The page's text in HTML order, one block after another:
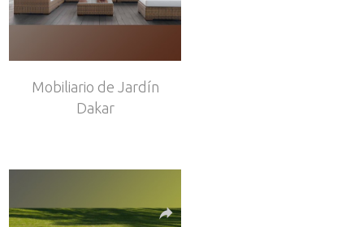
Mobiliario de Jardín
Dakar